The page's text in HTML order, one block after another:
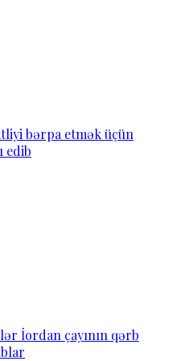
bərpa etmək üçün
edib
İordan çayının qərb